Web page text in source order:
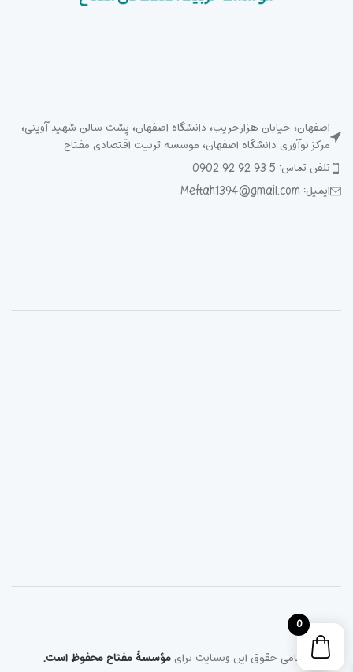
اصفهان، خیابان هزارجریب، دانشگاه اصفهان، پشت سالن شهید آوینی،
مرکز نوآوری دانشگاه اصفهان، موسسه تربیت اقتصادی مفتاح
تلفن تماس: 5 93 92 92 0902
ایمیل: Meftah1394@gmail.com
تمامی حقوق این وبسایت برایمؤسسۀ مفتاح محفوظ است.
0